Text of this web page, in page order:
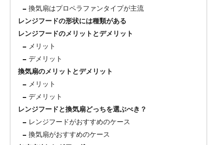
換気扇はプロペラファンタイプが主流
レンジフードの形状には種類がある
レンジフードのメリットとデメリット
メリット
デメリット
換気扇のメリットとデメリット
メリット
デメリット
レンジフードと換気扇どっちを選ぶべき？
レンジフードがおすすめのケース
換気扇がおすすめのケース